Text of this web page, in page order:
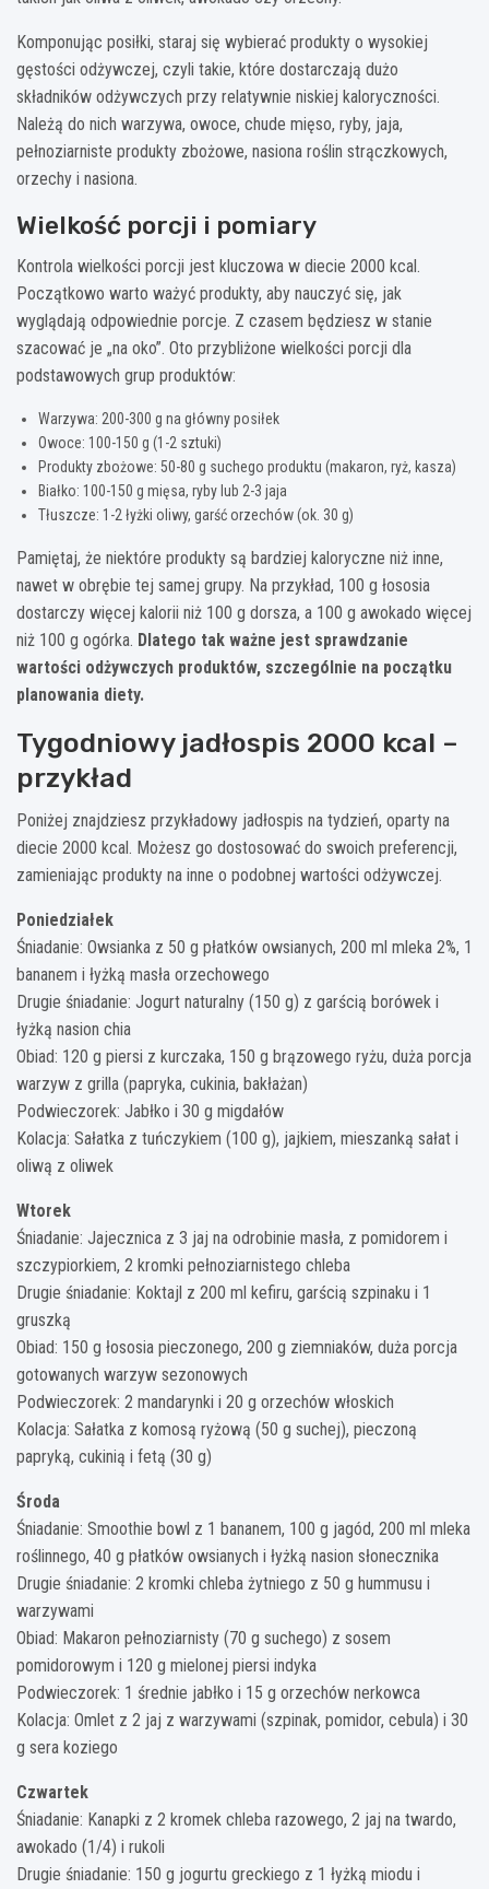
Komponując posiłki, staraj się wybierać produkty o wysokiej
gęstości odżywczej, czyli takie, które dostarczają dużo
składników odżywczych przy relatywnie niskiej kaloryczności.
Należą do nich warzywa, owoce, chude mięso, ryby, jaja,
pełnoziarniste produkty zbożowe, nasiona roślin strączkowych,
orzechy i nasiona.
Wielkość porcji i pomiary
Kontrola wielkości porcji jest kluczowa w diecie 2000 kcal.
Początkowo warto ważyć produkty, aby nauczyć się, jak
wyglądają odpowiednie porcje. Z czasem będziesz w stanie
szacować je „na oko”. Oto przybliżone wielkości porcji dla
podstawowych grup produktów:
Warzywa: 200-300 g na główny posiłek
Owoce: 100-150 g (1-2 sztuki)
Produkty zbożowe: 50-80 g suchego produktu (makaron, ryż, kasza)
Białko: 100-150 g mięsa, ryby lub 2-3 jaja
Tłuszcze: 1-2 łyżki oliwy, garść orzechów (ok. 30 g)
Pamiętaj, że niektóre produkty są bardziej kaloryczne niż inne,
nawet w obrębie tej samej grupy. Na przykład, 100 g łososia
dostarczy więcej kalorii niż 100 g dorsza, a 100 g awokado więcej
niż 100 g ogórka. Dlatego tak ważne jest sprawdzanie
wartości odżywczych produktów, szczególnie na początku
planowania diety.
Tygodniowy jadłospis 2000 kcal –
przykład
Poniżej znajdziesz przykładowy jadłospis na tydzień, oparty na
diecie 2000 kcal. Możesz go dostosować do swoich preferencji,
zamieniając produkty na inne o podobnej wartości odżywczej.
Poniedziałek
Śniadanie: Owsianka z 50 g płatków owsianych, 200 ml mleka 2%, 1
bananem i łyżką masła orzechowego
Drugie śniadanie: Jogurt naturalny (150 g) z garścią borówek i
łyżką nasion chia
Obiad: 120 g piersi z kurczaka, 150 g brązowego ryżu, duża porcja
warzyw z grilla (papryka, cukinia, bakłażan)
Podwieczorek: Jabłko i 30 g migdałów
Kolacja: Sałatka z tuńczykiem (100 g), jajkiem, mieszanką sałat i
oliwą z oliwek
Wtorek
Śniadanie: Jajecznica z 3 jaj na odrobinie masła, z pomidorem i
szczypiorkiem, 2 kromki pełnoziarnistego chleba
Drugie śniadanie: Koktajl z 200 ml kefiru, garścią szpinaku i 1
gruszką
Obiad: 150 g łososia pieczonego, 200 g ziemniaków, duża porcja
gotowanych warzyw sezonowych
Podwieczorek: 2 mandarynki i 20 g orzechów włoskich
Kolacja: Sałatka z komosą ryżową (50 g suchej), pieczoną
papryką, cukinią i fetą (30 g)
Środa
Śniadanie: Smoothie bowl z 1 bananem, 100 g jagód, 200 ml mleka
roślinnego, 40 g płatków owsianych i łyżką nasion słonecznika
Drugie śniadanie: 2 kromki chleba żytniego z 50 g hummusu i
warzywami
Obiad: Makaron pełnoziarnisty (70 g suchego) z sosem
pomidorowym i 120 g mielonej piersi indyka
Podwieczorek: 1 średnie jabłko i 15 g orzechów nerkowca
Kolacja: Omlet z 2 jaj z warzywami (szpinak, pomidor, cebula) i 30
g sera koziego
Czwartek
Śniadanie: Kanapki z 2 kromek chleba razowego, 2 jaj na twardo,
awokado (1/4) i rukoli
Drugie śniadanie: 150 g jogurtu greckiego z 1 łyżką miodu i